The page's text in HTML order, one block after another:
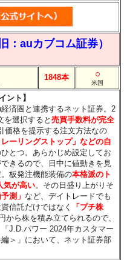
auカブコム証券）
1848本 ○
米国
ント】
済圏と連携するネット証券。2
を選択すると売買手数料が完全
価格を提示する注文方法なの
レーリングストップ」などの自
とつ。あらかじめ設定してお
きるので、日中に値動きを見
板発注機能装備の本格派のト
気が高い。その日盛り上がりそ
測」 など、デイトレードでも
信託だけではなく
「プチ株
から株を積み立てられるので、
J.D.パワー 2024年カスタマー
＞」において、ネット証券部